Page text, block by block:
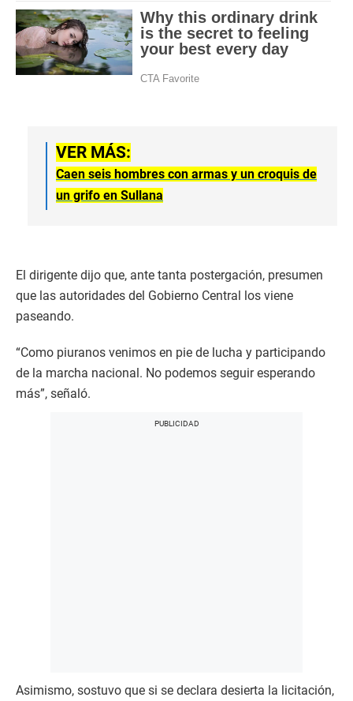
VER MÁS:
Caen seis hombres con armas y un croquis de
un grifo en Sullana
El dirigente dijo que, ante tanta postergación, presumen
que las autoridades del Gobierno Central los viene
paseando.
“Como piuranos venimos en pie de lucha y participando
de la marcha nacional. No podemos seguir esperando
más”, señaló.
Asimismo, sostuvo que si se declara desierta la licitación,